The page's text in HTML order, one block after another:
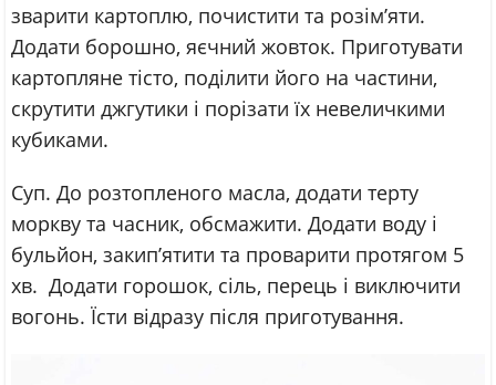
зварити картоплю, почистити та розім’яти.
Додати борошно, яєчний жовток. Приготувати
картопляне тісто, поділити його на частини,
скрутити джгутики і порізати їх невеличкими
кубиками.
Суп. До розтопленого масла, додати терту
моркву та часник, обсмажити. Додати воду і
бульйон, закип’ятити та проварити протягом 5
хв. Додати горошок, сіль, перець і виключити
вогонь. Їсти відразу після приготування.